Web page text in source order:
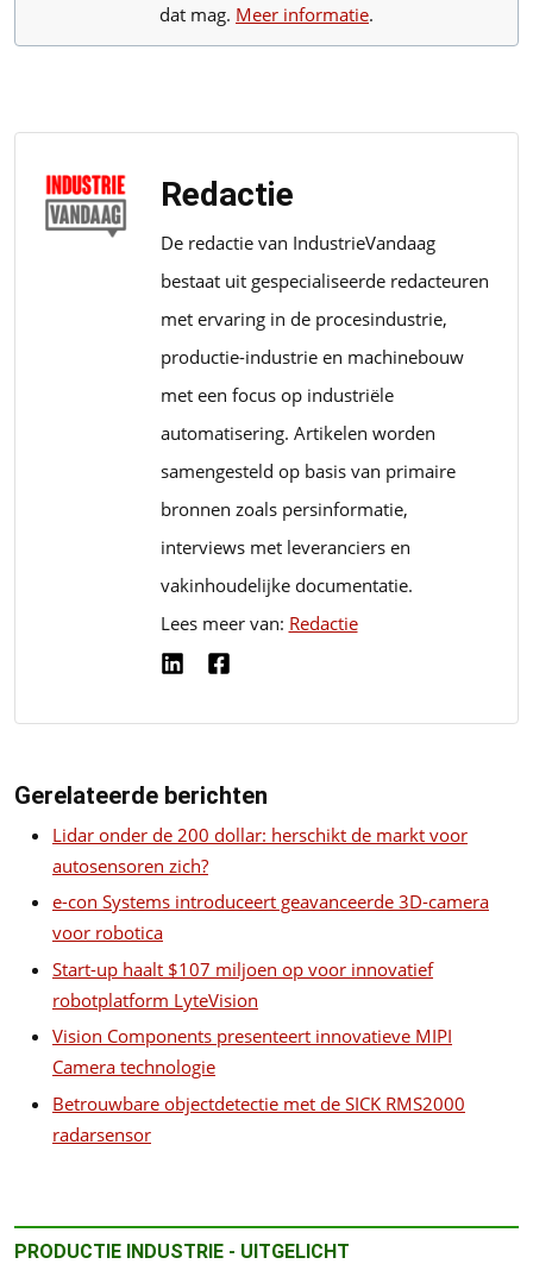
dat mag. Meer informatie.
Redactie
De redactie van IndustrieVandaag
bestaat uit gespecialiseerde redacteuren
met ervaring in de procesindustrie,
productie-industrie en machinebouw
met een focus op industriële
automatisering. Artikelen worden
samengesteld op basis van primaire
bronnen zoals persinformatie,
interviews met leveranciers en
vakinhoudelijke documentatie.
Lees meer van: Redactie
Gerelateerde berichten
Lidar onder de 200 dollar: herschikt de markt voor
autosensoren zich?
e-con Systems introduceert geavanceerde 3D-camera
voor robotica
Start-up haalt $107 miljoen op voor innovatief
robotplatform LyteVision
Vision Components presenteert innovatieve MIPI
Camera technologie
Betrouwbare objectdetectie met de SICK RMS2000
radarsensor
PRODUCTIE INDUSTRIE - UITGELICHT